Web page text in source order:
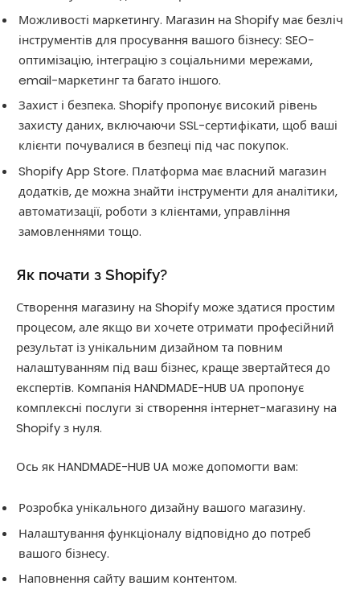
Можливості маркетингу. Магазин на Shopify має безліч
інструментів для просування вашого бізнесу: SEO-
оптимізацію, інтеграцію з соціальними мережами,
email-маркетинг та багато іншого.
Захист і безпека. Shopify пропонує високий рівень
захисту даних, включаючи SSL-сертифікати, щоб ваші
клієнти почувалися в безпеці під час покупок.
Shopify App Store. Платформа має власний магазин
додатків, де можна знайти інструменти для аналітики,
автоматизації, роботи з клієнтами, управління
замовленнями тощо.
Як почати з Shopify?
Створення магазину на Shopify може здатися простим
процесом, але якщо ви хочете отримати професійний
результат із унікальним дизайном та повним
налаштуванням під ваш бізнес, краще звертайтеся до
експертів. Компанія HANDMADE-HUB UA пропонує
комплексні послуги зі створення інтернет-магазину на
Shopify з нуля.
Ось як HANDMADE-HUB UA може допомогти вам:
Розробка унікального дизайну вашого магазину.
Налаштування функціоналу відповідно до потреб
вашого бізнесу.
Наповнення сайту вашим контентом.